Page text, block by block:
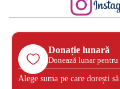
Donație lunară
Donează lunar
Alege suma pe care dorești